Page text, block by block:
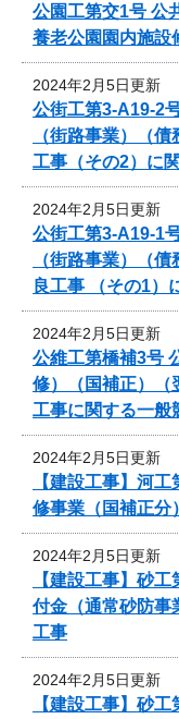
公園工第交1号 公
養老公園園内施設
2024年2月5日更新
公街工第3-A19-2
（街路事業）（
工事（その2）に
2024年2月5日更新
公街工第3-A19-1
（街路事業）（
良工事 （その1）
2024年2月5日更新
公維工第橋補3号
修）（国補正）
工事に関する一般
2024年2月5日更新
【建設工事】河
修事業（国補正分
2024年2月5日更新
【建設工事】砂
付金（通常砂防事
工事
2024年2月5日更新
【建設工事】砂